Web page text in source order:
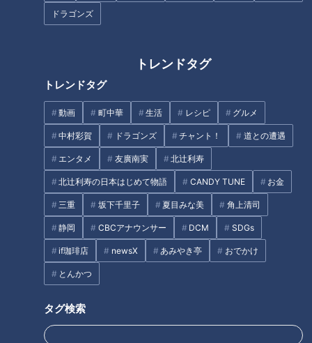
ドラゴンズ
トレンドタグ
トレンドタグ
動画 町中華 生活 レシピ グルメ
中村彩賀 ドラゴンズ チャント！ 道との遭遇
エンタメ 友廣南実 北辻利寿
北辻利寿の日本はじめて物語 CANDY TUNE お金
三重 坂下千里子 夏目みな美 角上清司
静岡 CBCアナウンサー DCM SDGs
if珈琲店 newsX あみやき亭 おでかけ
とんかつ
タグ検索
「サンデードラゴンズ」より松葉貴大投手(C)CBCテレビ
「高橋宏斗（※「高」は「はしごだか」）？金丸夢斗？大野雄
大？ちがうちがう…今年はオレだ！」
昨シーズンは、5回まででマウンドを降りることが定着してい
し、鮮やかに有言実行をした松葉投手。今年の宣言については
こう語る。